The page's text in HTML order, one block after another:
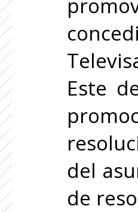
Este
del
de